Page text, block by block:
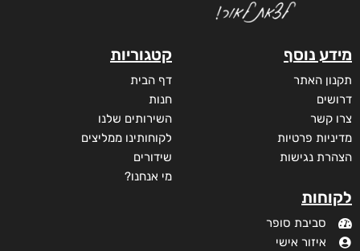
מידע נוסף
תקנון האתר
דרושים
צרו קשר
מדיניות פרטיות
הצהרת נגישות
לקוחות
סביבת סופר
איזור אישי
קטגוריות
דף הבית
חנות
השירותים שלנו
לקוחותינו ממליצים
שידורים
מי אנחנו?